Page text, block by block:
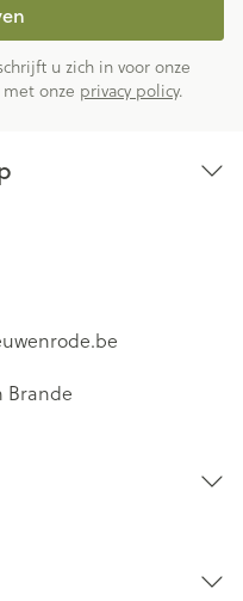
u zich in voor onze
onze privacy policy.
Brande